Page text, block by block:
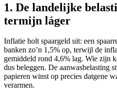
1. De landelijke
termijn láger
Inflatie holt spaargeld uit: een
banken zo’n 1,5% op, terwijl de
gemiddeld rond 4,6% lag. Wie zijn
dus beleggen. De aanwasbelasting
papieren winst op precies datgene
verarmen.